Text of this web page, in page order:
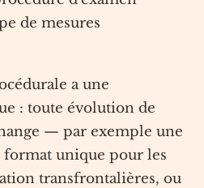
de mesures
a une
: toute évolution de
— par exemple une
unique pour les
transfrontalières, ou